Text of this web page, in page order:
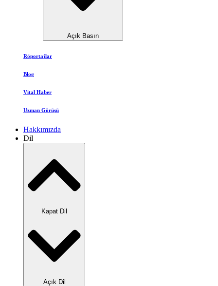
Açık Basın
Röportajlar
Blog
Vital Haber
Uzman Görüşü
Hakkımızda
Dil
Kapat Dil
Açık Dil